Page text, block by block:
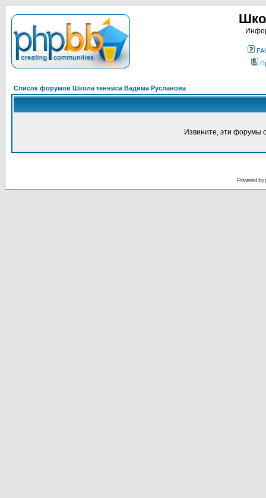
Список форумов Школа тенниса Вадима Русланова
Извините, эти форумы
Powered by